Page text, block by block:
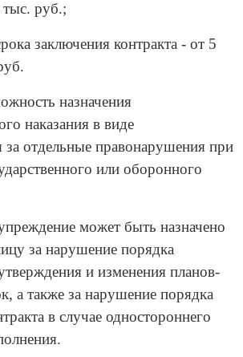
руб.;
заключения контракта - от 5
назначения
наказания в виде
за отдельные правонарушения при
или оборонного
может быть назначено
за нарушение порядка
и изменения планов-
а также за нарушение порядка
в случае одностороннего